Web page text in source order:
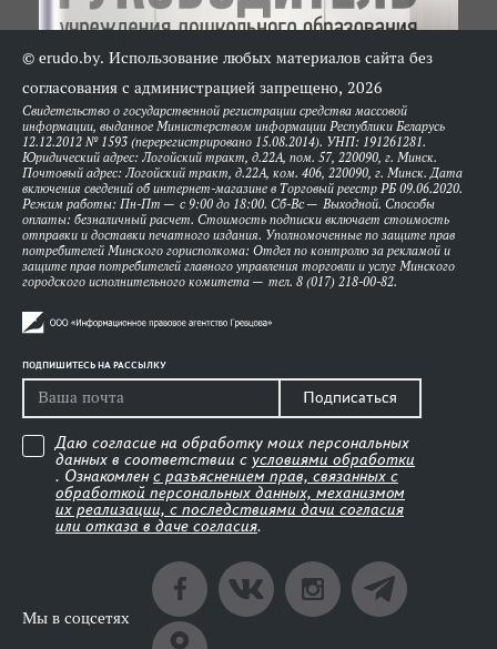
© erudo.by. Использование любых материалов сайта без
согласования с администрацией запрещено, 2026
Свидетельство о государственной регистрации средства массовой
информации, выданное Министерством информации Республики Беларусь
12.12.2012 № 1593 (перерегистрировано 15.08.2014). УНП: 191261281.
Юридический адрес: Логойский тракт, д.22А, пом. 57, 220090, г. Минск.
Почтовый адрес: Логойский тракт, д.22А, ком. 406, 220090, г. Минск. Дата
включения сведений об интернет-магазине в Торговый реестр РБ 09.06.2020.
Режим работы: Пн-Пт — с 9:00 до 18:00. Сб-Вс — Выходной. Способы
оплаты: безналичный расчет. Стоимость подписки включает стоимость
отправки и доставки печатного издания. Уполномоченные по защите прав
потребителей Минского горисполкома: Отдел по контролю за рекламой и
защите прав потребителей главного управления торговли и услуг Минского
городского исполнительного комитета — тел. 8 (017) 218-00-82.
ПОДПИШИТЕСЬ НА РАССЫЛКУ
Подписаться
Даю согласие на обработку моих персональных
данных в соответствии с условиями обработки
. Ознакомлен с разъяснением прав, связанных с
обработкой персональных данных, механизмом
их реализации, с последствиями дачи согласия
или отказа в даче согласия.
Мы в соцсетях